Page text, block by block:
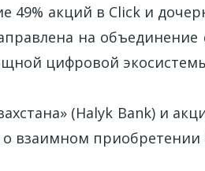
49% акций в Click и
на объединение
цифровой
(Halyk Bank) и
взаимном приобретении